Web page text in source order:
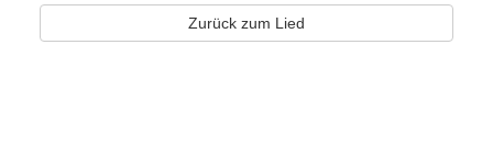
Zurück zum Lied